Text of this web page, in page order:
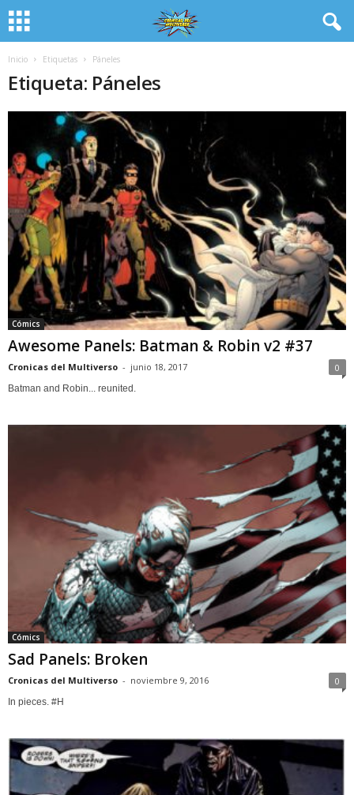
Inicio Etiquetas Páneles
Etiqueta: Páneles
Cómics
Awesome Panels: Batman & Robin v2 #37
Cronicas del Multiverso - junio 18, 2017 0
Batman and Robin... reunited.
Cómics
Sad Panels: Broken
Cronicas del Multiverso - noviembre 9, 2016 0
In pieces. #H